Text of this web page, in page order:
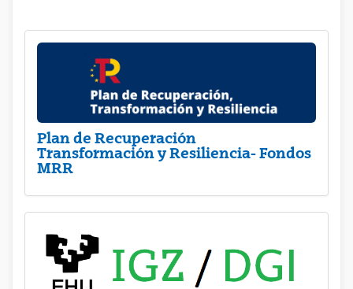
Plan de Recuperación
Transformación y Resiliencia- Fondos
MRR